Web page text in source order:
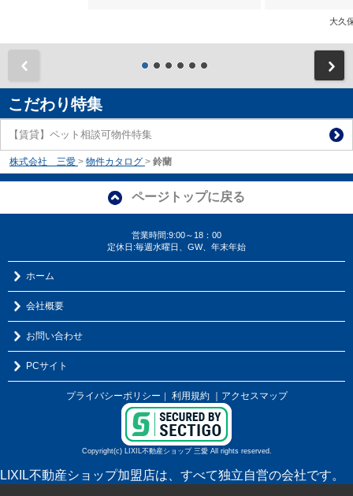
大
こだわり特集
【賃貸】ペット相談可物件特集
株式会社 三愛 > 物件カタログ > 鈴蘭
ページトップに戻る
営業時間:9:00～18：00
定休日:毎週水曜日、GW、年末年始
ホーム
会社概要
お問い合わせ
PCサイト
プライバシーポリシー ｜ 利用規約 ｜アクセスマップ
Copyright(c) LIXIL不動産ショップ 三愛 All rights reserved.
LIXIL不動産ショップ加盟店は、すべて独立自営の会社です。